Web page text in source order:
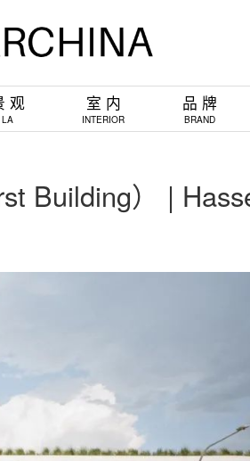
观
LA
室 内
INTERIOR
品 牌
BRAND
Building） |